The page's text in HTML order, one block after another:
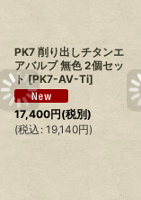
PK7 削り出しチタンエ
アバルブ 無色 2個セッ
ト [PK7-AV-Ti]
17,400円(税別)
(税込 : 19,140円)